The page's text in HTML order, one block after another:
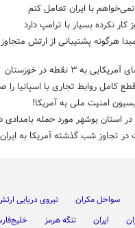
با ایران تعامل کنم
کار نکرده بسیار با ترامپ دارد
مبدا هرگونه پشتیبانی از ارتش
به ۳ نقطه در خوزستان
کامل روابط تجاری با اسپانیا را
امنیت ملی به آمریکا!
استان بوشهر مورد حمله
در تجاوز شب گذشته آمریکا به ایران
سواحل مکران نیروی دریایی
ایران تنگه هرمز